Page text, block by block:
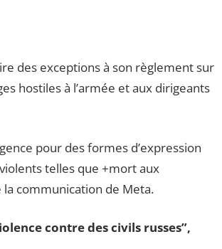
des exceptions à son règlement sur
hostiles à l’armée et aux dirigeants
pour des formes d’expression
telles que +mort aux
la communication de Meta.
contre des civils russes”,